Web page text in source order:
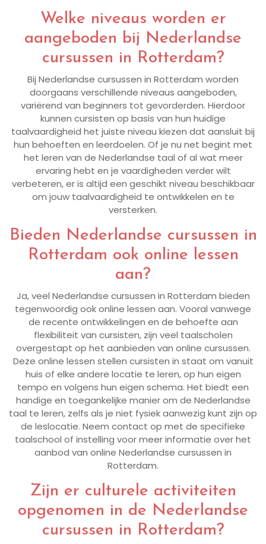
Welke niveaus worden er
aangeboden bij Nederlandse
cursussen in Rotterdam?
Bij Nederlandse cursussen in Rotterdam worden
doorgaans verschillende niveaus aangeboden,
variërend van beginners tot gevorderden. Hierdoor
kunnen cursisten op basis van hun huidige
taalvaardigheid het juiste niveau kiezen dat aansluit bij
hun behoeften en leerdoelen. Of je nu net begint met
het leren van de Nederlandse taal of al wat meer
ervaring hebt en je vaardigheden verder wilt
verbeteren, er is altijd een geschikt niveau beschikbaar
om jouw taalvaardigheid te ontwikkelen en te
versterken.
Bieden Nederlandse cursussen in
Rotterdam ook online lessen
aan?
Ja, veel Nederlandse cursussen in Rotterdam bieden
tegenwoordig ook online lessen aan. Vooral vanwege
de recente ontwikkelingen en de behoefte aan
flexibiliteit van cursisten, zijn veel taalscholen
overgestapt op het aanbieden van online cursussen.
Deze online lessen stellen cursisten in staat om vanuit
huis of elke andere locatie te leren, op hun eigen
tempo en volgens hun eigen schema. Het biedt een
handige en toegankelijke manier om de Nederlandse
taal te leren, zelfs als je niet fysiek aanwezig kunt zijn op
de leslocatie. Neem contact op met de specifieke
taalschool of instelling voor meer informatie over het
aanbod van online Nederlandse cursussen in
Rotterdam.
Zijn er culturele activiteiten
opgenomen in de Nederlandse
cursussen in Rotterdam?